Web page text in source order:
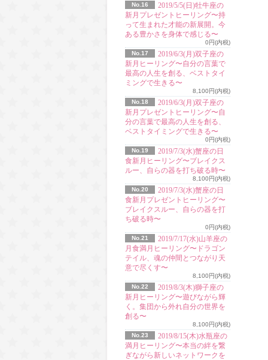
No.16
2019/5/5(日)牡牛座の
新月プレゼントヒーリング〜持
って生まれた才能の新展開。今
ある豊かさを身体で感じる〜
0円(内税)
No.17
2019/6/3(月)双子座の
新月ヒーリング〜自分の言葉で
最高の人生を創る、ベストタイ
ミングで生きる〜
8,100円(内税)
No.18
2019/6/3(月)双子座の
新月プレゼントヒーリング〜自
分の言葉で最高の人生を創る、
ベストタイミングで生きる〜
0円(内税)
No.19
2019/7/3(水)蟹座の日
食新月ヒーリング〜ブレイクス
ルー、自らの器を打ち破る時〜
8,100円(内税)
No.20
2019/7/3(水)蟹座の日
食新月プレゼントヒーリング〜
ブレイクスルー、自らの器を打
ち破る時〜
0円(内税)
No.21
2019/7/17(水)山羊座の
月食満月ヒーリング〜ドラゴン
テイル、魂の仲間とつながり天
意で尽くす〜
8,100円(内税)
No.22
2019/8/3(木)獅子座の
新月ヒーリング〜遊びながら輝
く。集団から外れ自分の世界を
創る〜
8,100円(内税)
No.23
2019/8/15(木)水瓶座の
満月ヒーリング〜本当の絆を繋
ぎながら新しいネットワークを